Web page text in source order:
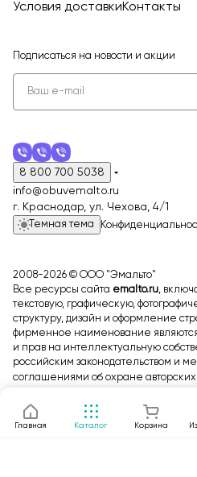
Главная Каталог Корзина
Условия доставкиКонтакты
Подписаться на новости и акции
8 800 700 5038
info@obuvemalto.ru
г. Краснодар, ул. Чехова, 4/1
Темная тема
2008-2026 © ООО "Эмальто"
Все ресурсы сайта emalto.ru,
текстовую, графическую,
структуру, дизайн и оформление
фирменное наименование являются
и прав на интеллектуальную
российским законодательством и
соглашениями об охране авторских